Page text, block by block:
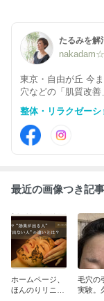
nakadam☆
東京・自由が丘 今
穴などの「肌質改善
整体・リラクゼー
最近の画像つき記事
ホームページ、
ほんのりリニュ
毛穴の
実験。